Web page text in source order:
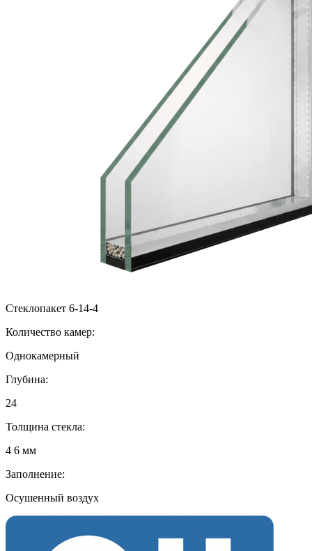
Стеклопакет 6-14-4
Количество камер:
Однокамерный
Глубина:
24
Толщина стекла:
4 6 мм
Заполнение:
Осушенный воздух